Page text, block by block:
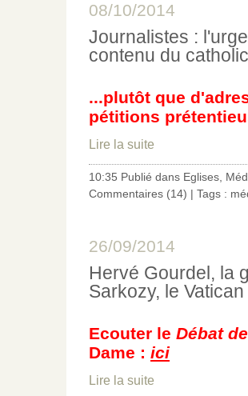
08/10/2014
Journalistes :
contenu du
...plutôt que
pétitions
Lire la suite
10:35 Publié dans Eglises,
Commentaires (14) | Tags :
26/09/2014
Hervé Gourdel, la
Sarkozy, le
Ecouter le Débat
Dame : ici
Lire la suite